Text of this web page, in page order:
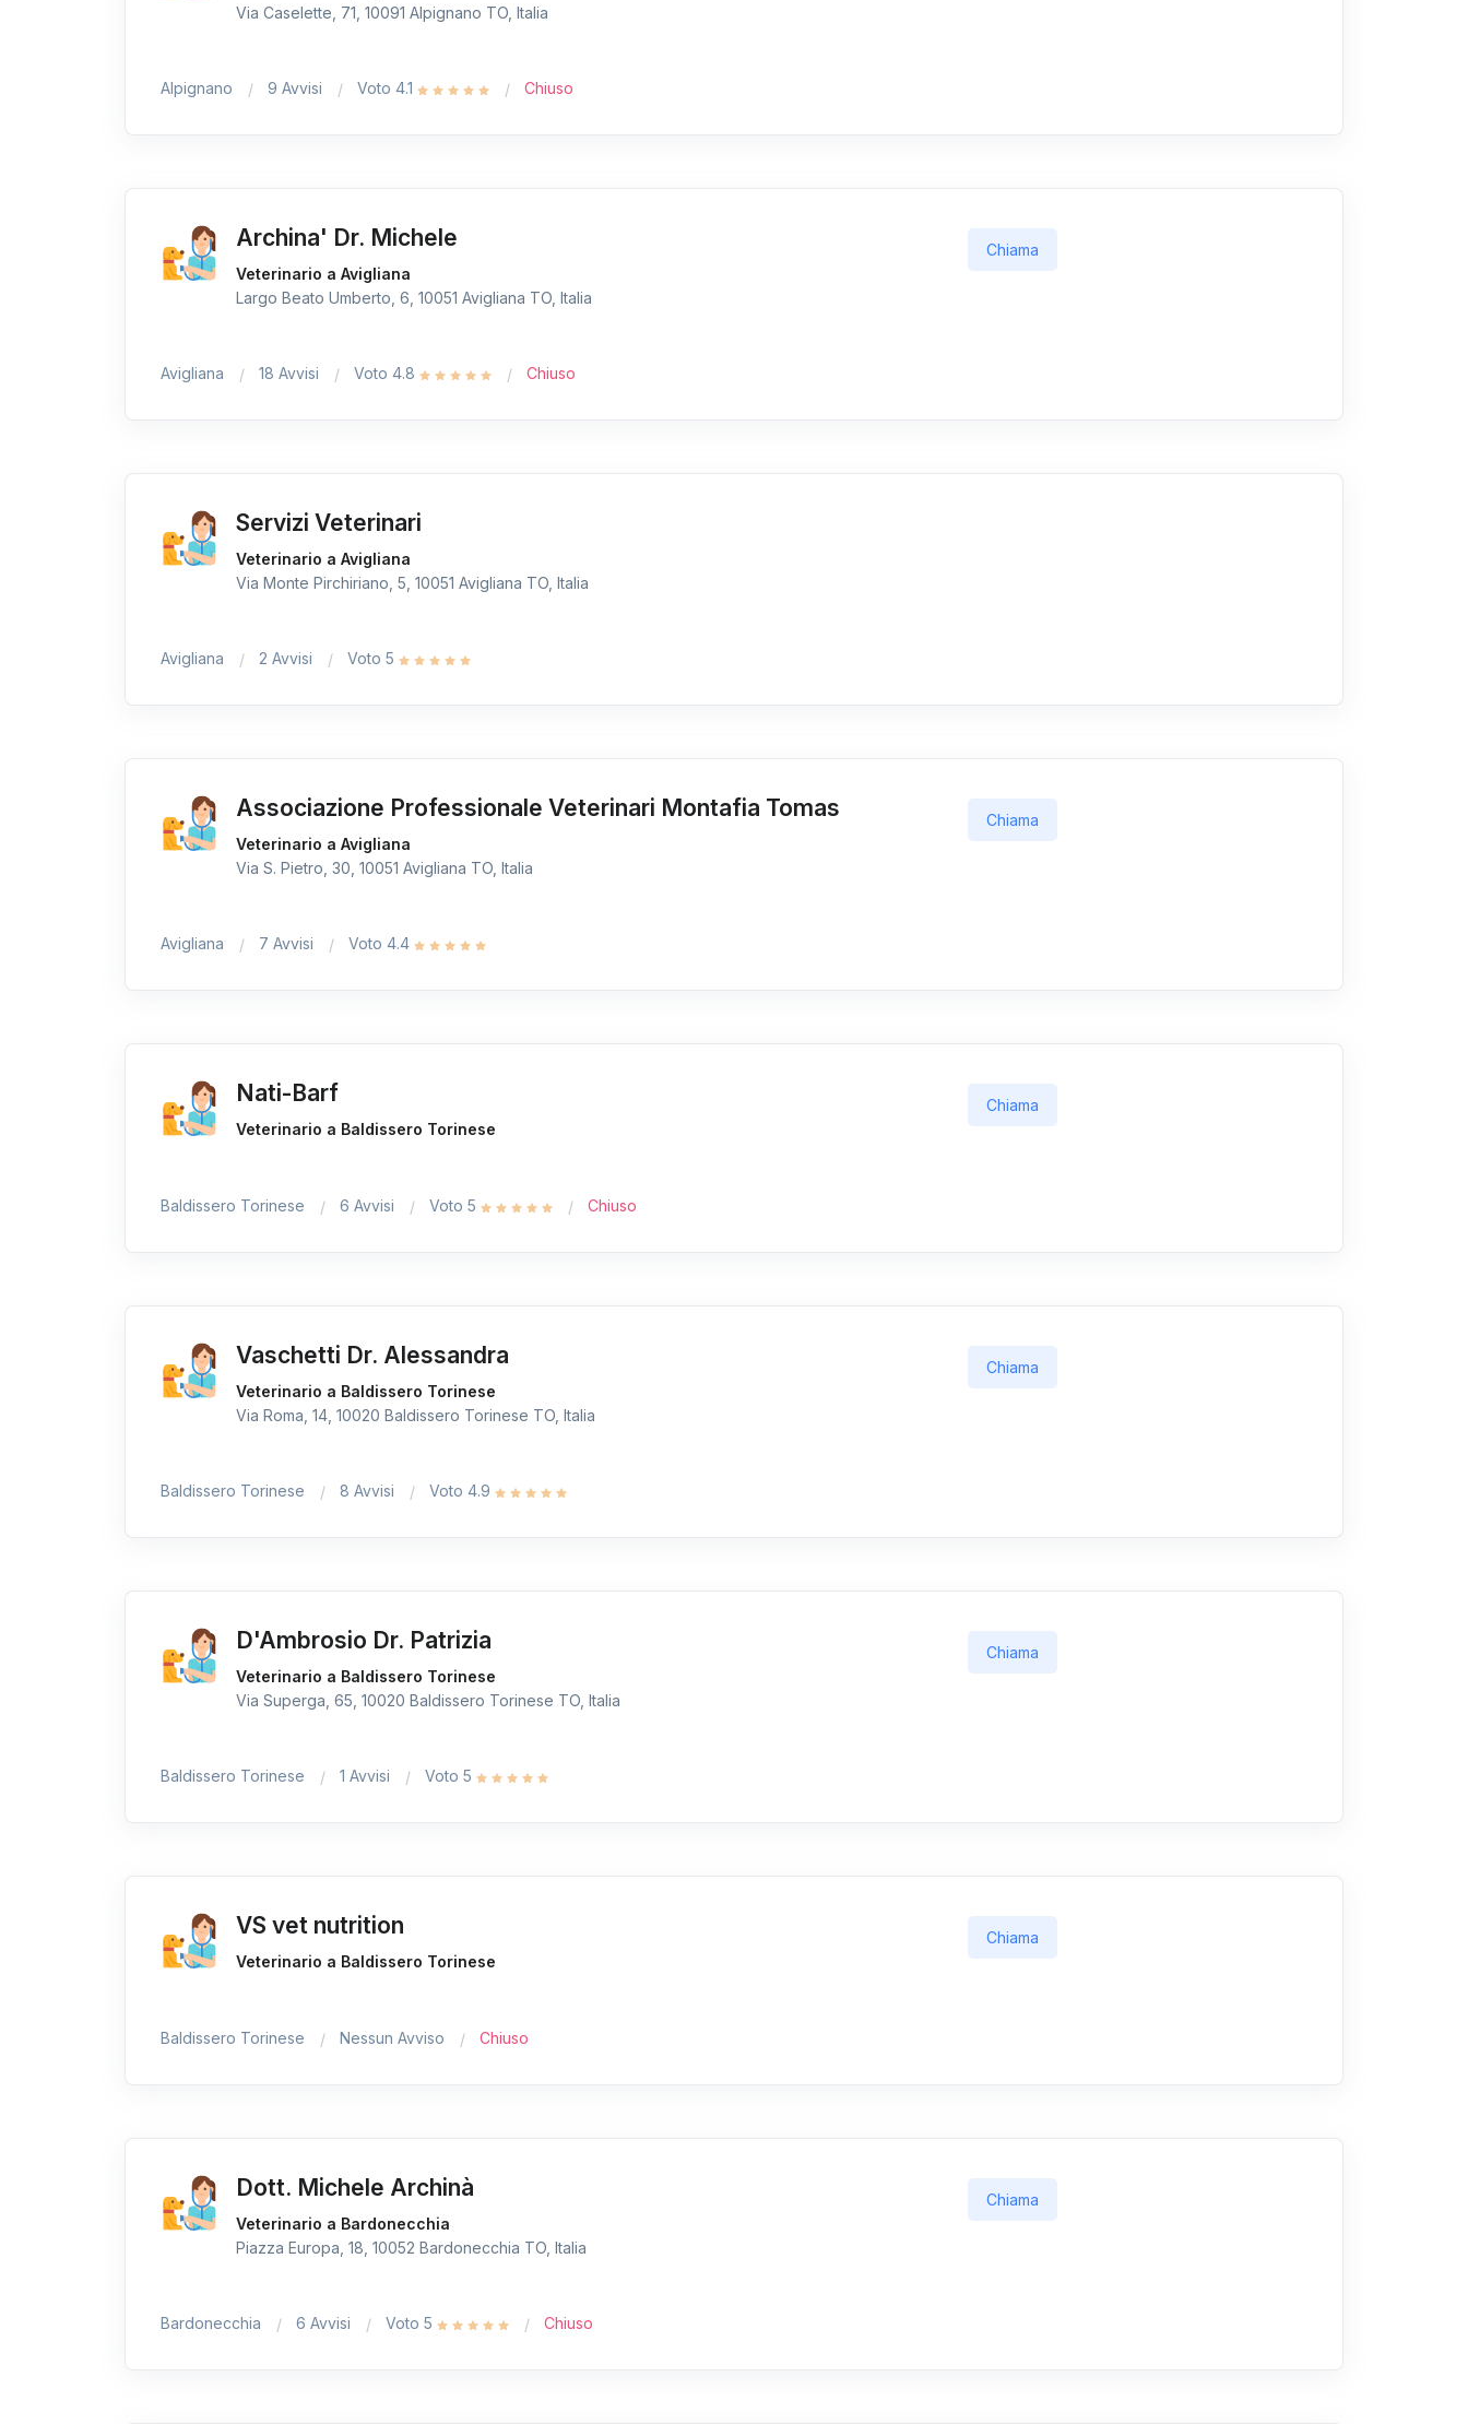
Via Caselette, 71, 10091 Alpignano TO, Italia
Alpignano 9 Avvisi Voto 4.1 Chiuso
Archina' Dr. Michele
Veterinario a Avigliana
Largo Beato Umberto, 6, 10051 Avigliana TO, Italia
Chiama
Avigliana 18 Avvisi Voto 4.8 Chiuso
Servizi Veterinari
Veterinario a Avigliana
Via Monte Pirchiriano, 5, 10051 Avigliana TO, Italia
Avigliana 2 Avvisi Voto 5
Associazione Professionale Veterinari Montafia Tomas
Veterinario a Avigliana
Via S. Pietro, 30, 10051 Avigliana TO, Italia
Chiama
Avigliana 7 Avvisi Voto 4.4
Nati-Barf
Veterinario a Baldissero Torinese
Chiama
Baldissero Torinese 6 Avvisi Voto 5 Chiuso
Vaschetti Dr. Alessandra
Veterinario a Baldissero Torinese
Via Roma, 14, 10020 Baldissero Torinese TO, Italia
Chiama
Baldissero Torinese 8 Avvisi Voto 4.9
D'Ambrosio Dr. Patrizia
Veterinario a Baldissero Torinese
Via Superga, 65, 10020 Baldissero Torinese TO, Italia
Chiama
Baldissero Torinese 1 Avvisi Voto 5
VS vet nutrition
Veterinario a Baldissero Torinese
Chiama
Baldissero Torinese Nessun Avviso Chiuso
Dott. Michele Archinà
Veterinario a Bardonecchia
Piazza Europa, 18, 10052 Bardonecchia TO, Italia
Chiama
Bardonecchia 6 Avvisi Voto 5 Chiuso